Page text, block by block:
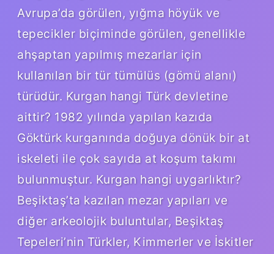
Avrupa’da görülen, yığma höyük ve
tepecikler biçiminde görülen, genellikle
ahşaptan yapılmış mezarlar için
kullanılan bir tür tümülüs (gömü alanı)
türüdür. Kurgan hangi Türk devletine
aittir? 1982 yılında yapılan kazıda
Göktürk kurganında doğuya dönük bir at
iskeleti ile çok sayıda at koşum takımı
bulunmuştur. Kurgan hangi uygarlıktır?
Beşiktaş’ta kazılan mezar yapıları ve
diğer arkeolojik buluntular, Beşiktaş
Tepeleri’nin Türkler, Kimmerler ve İskitler